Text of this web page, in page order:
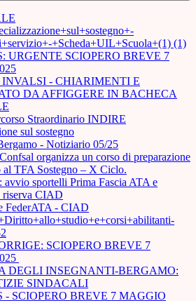
+Scheda+UIL+Scuola+(1) (1)
URGENTE SCIOPERO BREVE 7
INVALSI - CHIARIMENTI E
DA AFFIGGERE IN BACHECA
Straordinario INDIRE
sul sostegno
- Notiziario 05/25
organizza un corso di preparazione
al TFA Sostegno – X Ciclo.
avvio sportelli Prima Fascia ATA e
riserva CIAD
FederATA - CIAD
SCIOPERO BREVE 7
DEGLI INSEGNANTI-BERGAMO:
SINDACALI
- SCIOPERO BREVE 7 MAGGIO